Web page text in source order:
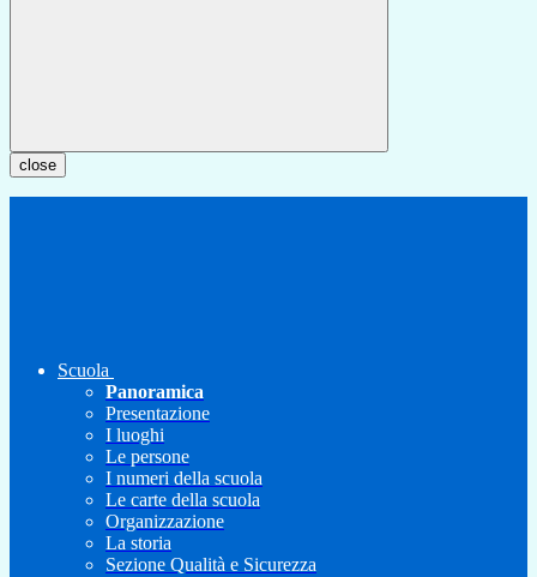
close
Scuola
Panoramica
Presentazione
I luoghi
Le persone
I numeri della scuola
Le carte della scuola
Organizzazione
La storia
Sezione Qualità e Sicurezza